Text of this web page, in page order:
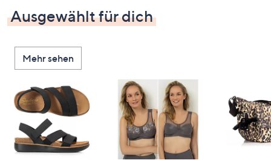
oben
und
nach
unten
oder
wischen
Sie
Touch-
Geräten
Ausgewählt für dich
Mehr sehen